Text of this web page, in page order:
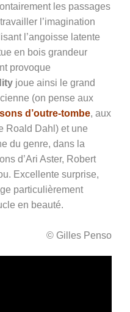
les passages
l’imagination
l’angoisse latente
en bois grandeur
provoque
joue ainsi le grand
(on pense aux
d’outre-tombe, aux
Roald Dahl) et une
du genre, dans la
d’Ari Aster, Robert
Excellente surprise,
particulièrement
en beauté.
© Gilles Penso